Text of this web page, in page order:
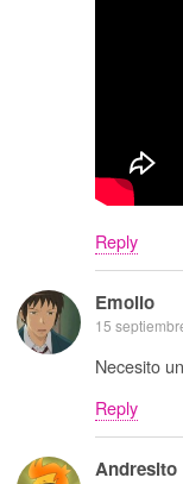
Reply
Emolio
15
Necesito
Reply
Andresito